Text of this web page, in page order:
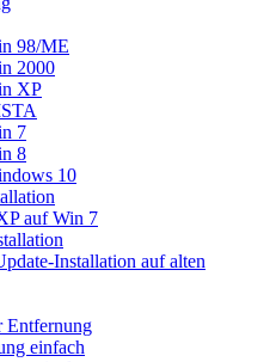
98/ME
2000
XP
7
8
10
auf Win 7
Installation auf alten
Entfernung
einfach